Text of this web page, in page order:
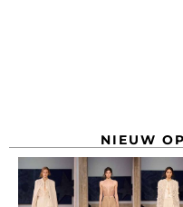
NIEUW